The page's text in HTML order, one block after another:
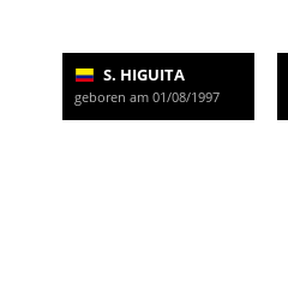
S. HIGUITA
geboren am 01/08/1997